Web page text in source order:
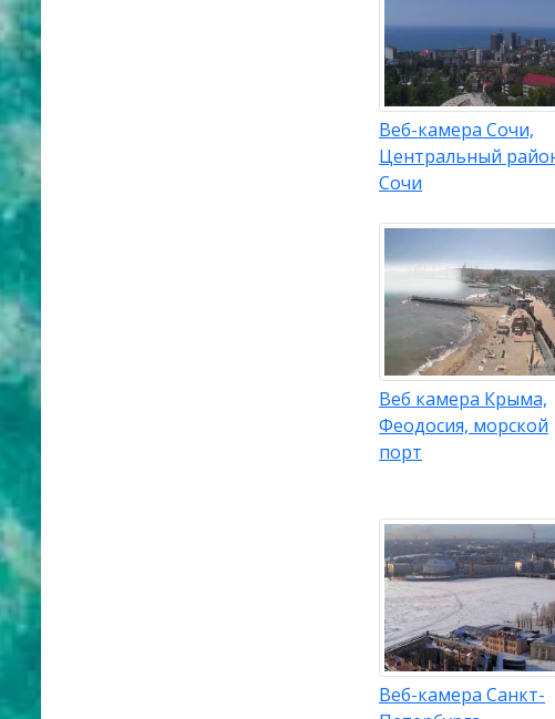
Веб-камера Сочи,
Центральный
Сочи
Веб камера Крыма,
Феодосия, морской
порт
Веб-камера Санкт-